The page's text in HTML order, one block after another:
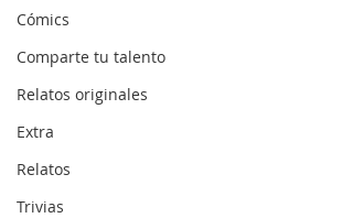
Cómics
Comparte tu talento
Relatos originales
Extra
Relatos
Trivias